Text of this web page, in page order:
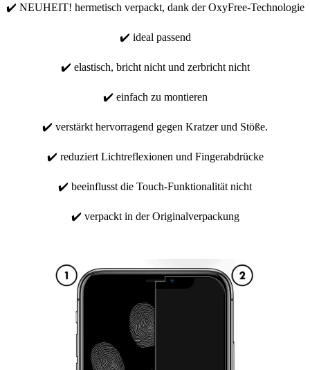
✔️ NEUHEIT! hermetisch verpackt, dank der OxyFree-Technologie
✔️ ideal passend
✔️ elastisch, bricht nicht und zerbricht nicht
✔️ einfach zu montieren
✔️ verstärkt hervorragend gegen Kratzer und Stöße.
✔️ reduziert Lichtreflexionen und Fingerabdrücke
✔️ beeinflusst die Touch-Funktionalität nicht
✔️ verpackt in der Originalverpackung